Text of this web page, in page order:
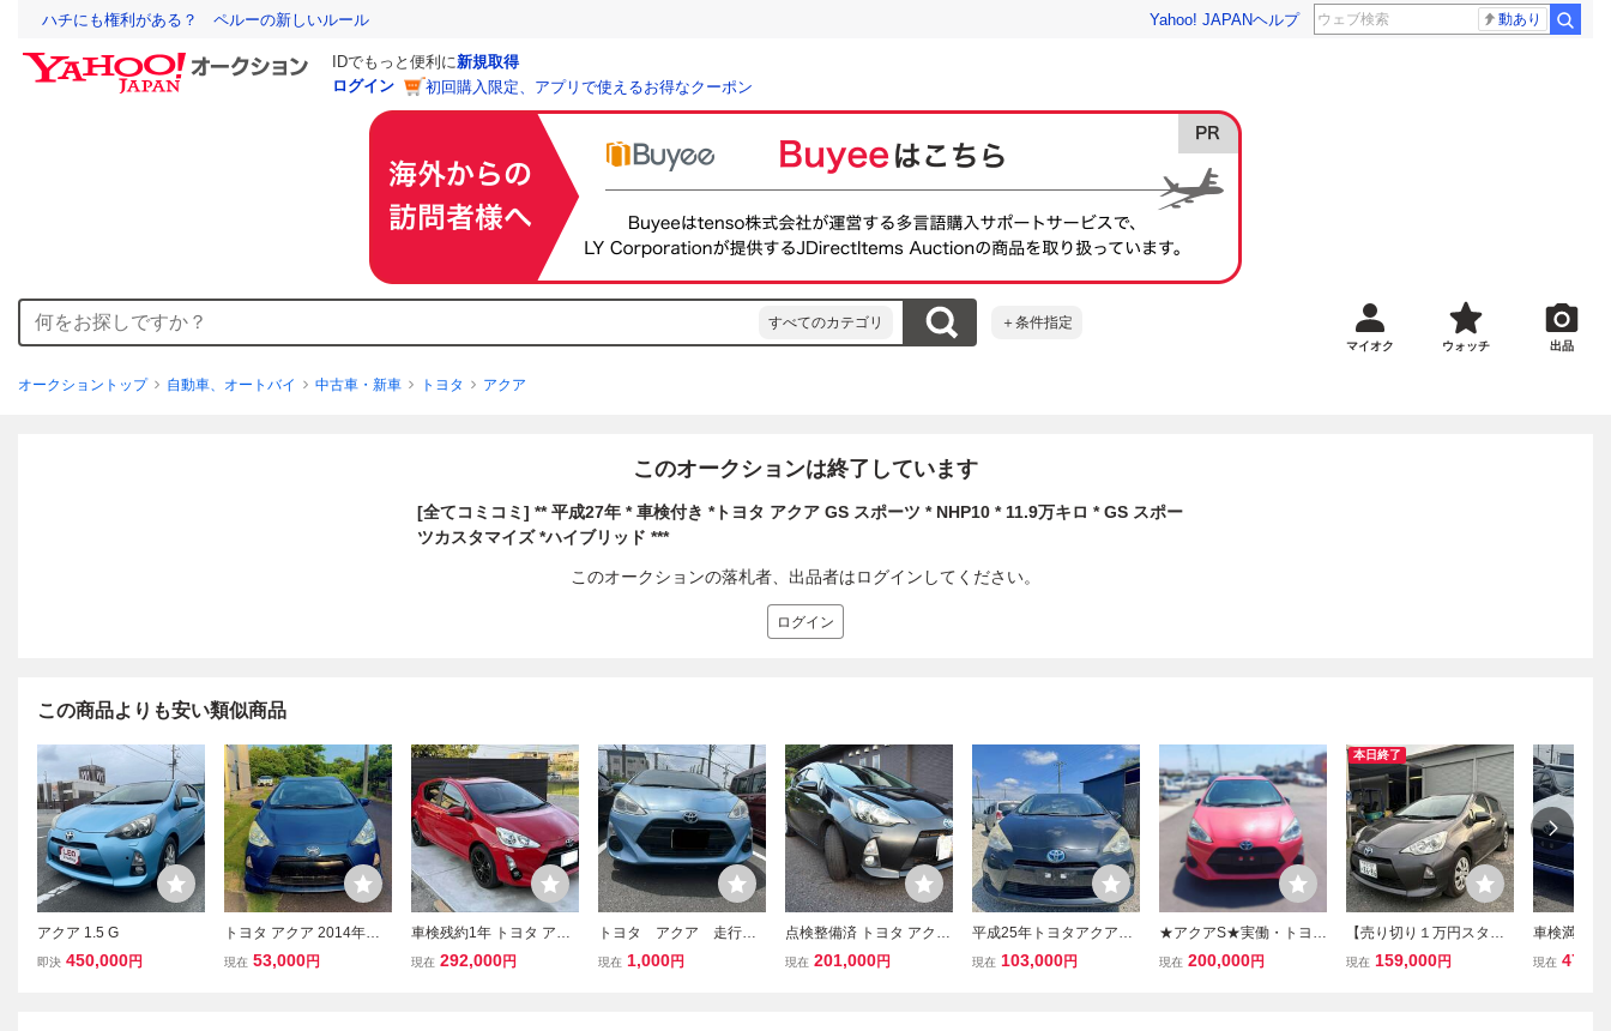
ハチにも権利がある？ ペルーの新しいルール Yahoo! JAPANヘルプ 動あり
IDでもっと便利に新規取得
ログイン
初回購入限定、アプリで使えるお得なクーポン
すべてのカテゴリ ＋条件指定
マイオク ウォッチ 出品
オークショントップ 自動車、オートバイ 中古車・新車 トヨタ アクア
このオークションは終了しています
[全てコミコミ] ** 平成27年 * 車検付き *トヨタ アクア GS スポーツ * NHP10 * 11.9万キロ * GS スポー
ツカスタマイズ *ハイブリッド ***
このオークションの落札者、出品者はログインしてください。
ログイン
この商品よりも安い類似商品
アクア 1.5 G
即決 450,000円
トヨタ アクア 2014年式
再出品
現在 53,000円
車検残約1年 トヨタ アク
ア 2015年式 グレードG
現在 292,000円
トヨタ アクア 走行距
離192416キロ
現在 1,000円
点検整備済 トヨタ アクア
G LEDヘッド スタッドレ
現在 201,000円
平成25年トヨタアクア！
車検2年！Bluetooth! 乗っ
現在 103,000円
★アクアS★実働・トヨ
タ・NHP10・初度H27
現在 200,000円
本日終了
【売り切り１万円スター
ト！】トヨタ アクア
現在 159,000円
車検満タ
クア X
現在